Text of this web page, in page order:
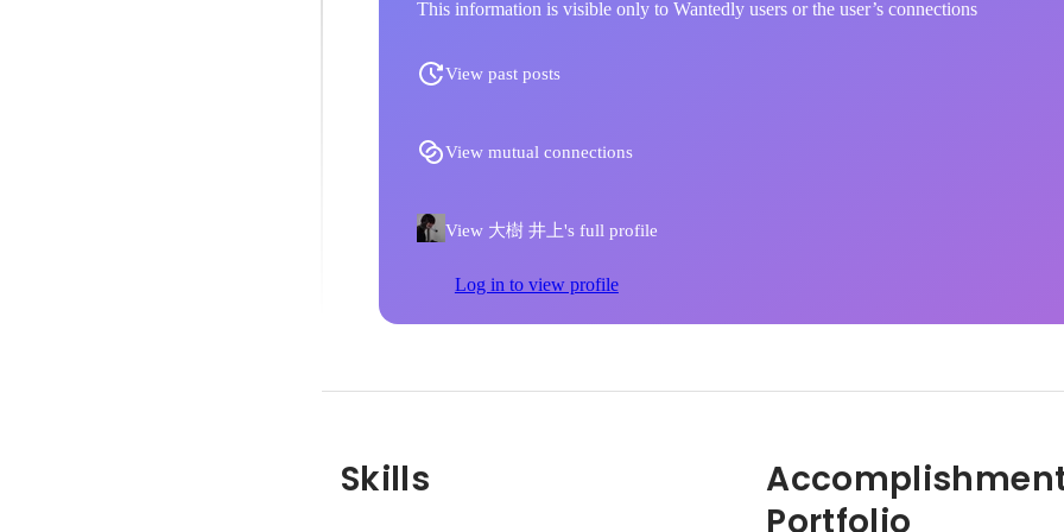
This information is visible only to Wantedly users or the user’s connections
View past posts
View mutual connections
View 大樹 井上's full profile
Log in to view profile
Skills
Portfolio